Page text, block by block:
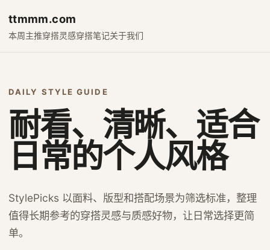
ttmmm.com
本周主推穿搭灵感穿搭笔记关于我们
DAILY STYLE GUIDE
耐看、清晰、适合
日常的个人风格
StylePicks 以面料、版型和搭配场景为筛选标准，整理
值得长期参考的穿搭灵感与质感好物，让日常选择更简
单。